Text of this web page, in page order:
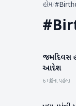
હોમ/
#
રાષ્ટ્રીય
જન્મદિવસ
આદેશ
6 મહિના પહેલા